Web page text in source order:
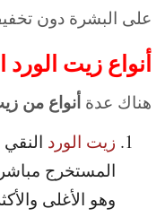
على البشرة دون
أنواع زيت الورد
هناك عدة أنواع من
زيت الورد
المستخرج
وهو الأغلى